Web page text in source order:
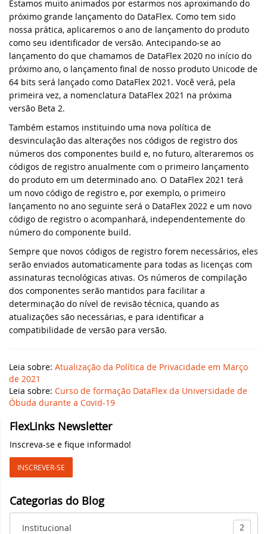
Estamos muito animados por estarmos nos aproximando do
próximo grande lançamento do DataFlex. Como tem sido
nossa prática, aplicaremos o ano de lançamento do produto
como seu identificador de versão. Antecipando-se ao
lançamento do que chamamos de DataFlex 2020 no início do
próximo ano, o lançamento final de nosso produto Unicode de
64 bits será lançado como DataFlex 2021. Você verá, pela
primeira vez, a nomenclatura DataFlex 2021 na próxima
versão Beta 2.
Também estamos instituindo uma nova política de
desvinculação das alterações nos códigos de registro dos
números dos componentes build e, no futuro, alteraremos os
códigos de registro anualmente com o primeiro lançamento
do produto em um determinado ano. O DataFlex 2021 terá
um novo código de registro e, por exemplo, o primeiro
lançamento no ano seguinte será o DataFlex 2022 e um novo
código de registro o acompanhará, independentemente do
número do componente build.
Sempre que novos códigos de registro forem necessários, eles
serão enviados automaticamente para todas as licenças com
assinaturas tecnológicas ativas. Os números de compilação
dos componentes serão mantidos para facilitar a
determinação do nível de revisão técnica, quando as
atualizações são necessárias, e para identificar a
compatibilidade de versão para versão.
Leia sobre: Atualização da Política de Privacidade em Março
de 2021
Leia sobre: Curso de formação DataFlex da Universidade de
Óbuda durante a Covid-19
FlexLinks Newsletter
Inscreva-se e fique informado!
INSCREVER-SE
Categorias do Blog
Institucional 2
Knowledge Base (EUA)
Knowledge Base (Brasil)
Produtos Suportados
Abrir um Chamado Técnico
DataFlex 2025 Alpha 1 lançado - Baixe e
teste agora!
Atualização de segurança do DataFlex
2024/24.0 e 2023/23.0 - Ação necessária!
versões do DataFlex com WebApp
Framework - Ação necessária!
Bibliotecas DataFlex compatíveis com
DataFlex 2024 já disponíveis!
Lançada nova versão da Biblioteca
DataFlex LibXL
DataFlex Reports 2024 foi lançado - baixe
agora!
DataFlex 2024 foi lançado - baixe agora!
DataFlex Reports 2024 Release Candidate
disponível para teste final - baixe agora!
Nova videoaula: WebForm em aplicações
Nova videoaula: Controles Web em
DataFlex 2024 Release Candidate
Conhecendo os Controles Web
DataFlex Reports
Dynamic AI
Sistemas & Ambientes
SYNERGY 2023
EDUC 2022
WEBINAR: Migrando para o DataFlex
2021/20.0
Migrando para o DataFlex 20.0
Evento de Aniversário on-line - Data
Access
EDUC 2020 Virtual
DISD 2020
Frankfurt 2019
Webinar MySQL: Migração Passo a Passo
UK DataFlex Meetup
Synergy 2019
DAPCON 2018